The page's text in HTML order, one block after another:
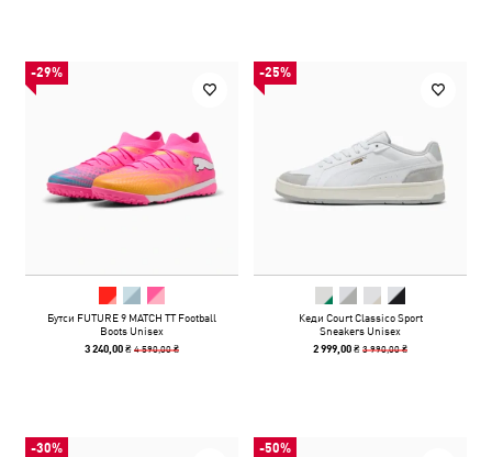
-29%
Бутси FUTURE 9 MATCH TT Football
Boots Unisex
3 240,00 ₴4 590,00 ₴
-25%
Кеди Court Classico Sport
Sneakers Unisex
2 999,00 ₴3 990,00 ₴
-30% -50%